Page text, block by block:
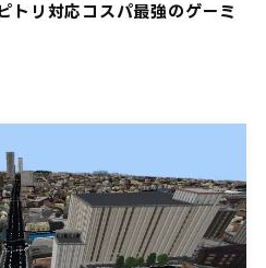
トリ対応コスパ最強のゲーミ